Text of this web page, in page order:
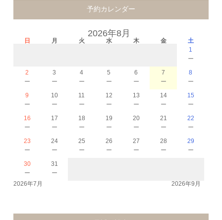
予約カレンダー
2026年8月
日 月 火 水 木 金
土
1
－
2
－
3
－
4
－
5
－
6
－
7
－
8
－
9
－
10
－
11
－
12
－
13
－
14
－
15
－
16
－
17
－
18
－
19
－
20
－
21
－
22
－
23
－
24
－
25
－
26
－
27
－
28
－
29
－
30
－
31
－
2026年7月 2026年9月